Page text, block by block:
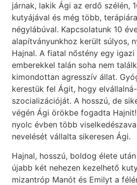
járnak, lakik Ági az erdő szélén,
kutyájával és még több,
négylábúval. Kapcsolatunk 10
alapítványunkhoz került súlyos,
Hajnal. A fiatal nőstény egy igazi
emberekkel talán soha nem
kimondottan agresszív állat.
kerestük fel Ágit, hogy
szocializációját. A hosszú, de
végén Ági örökbe fogadta
nyolc évben több
nevelését vállalta sikeresen Ági.
Hajnal, hosszú, boldog élete
újabb két nehezen kezelhető
mizantróp Manót és Emilyt a